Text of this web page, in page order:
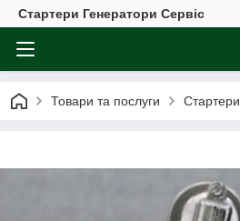
Стартери Генератори Сервіс
Товари та послуги Стартери